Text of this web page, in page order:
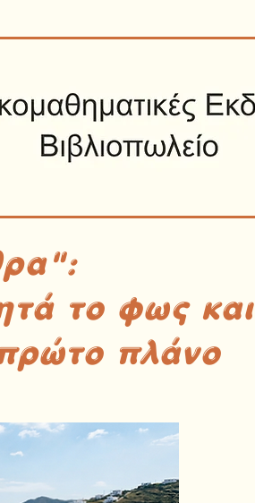
το φως και
πλάνο